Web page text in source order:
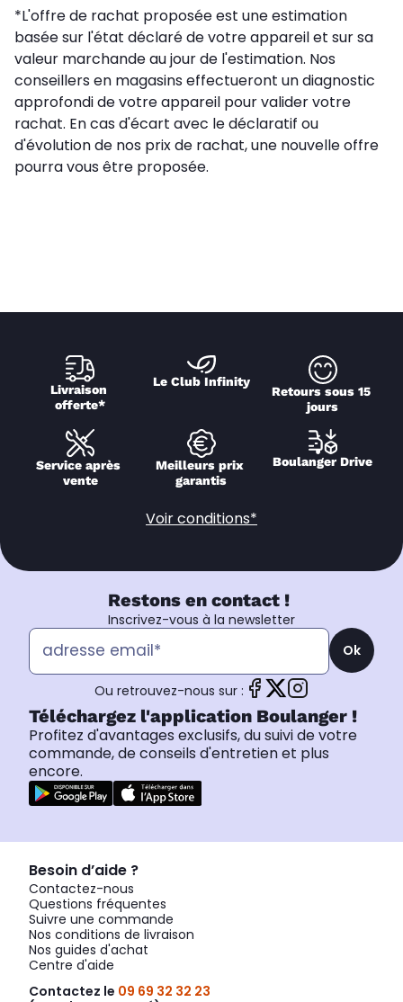
*L'offre de rachat proposée est une estimation
basée sur l'état déclaré de votre appareil et sur sa
valeur marchande au jour de l'estimation. Nos
conseillers en magasins effectueront un diagnostic
approfondi de votre appareil pour valider votre
rachat. En cas d'écart avec le déclaratif ou
d'évolution de nos prix de rachat, une nouvelle offre
pourra vous être proposée.
Livraison
offerte*
Le Club Infinity
Retours sous 15
jours
Service après
vente
Meilleurs prix
garantis
Boulanger Drive
Voir conditions*
Restons en contact !
Inscrivez-vous à la newsletter
Ok
Ou retrouvez-nous sur :
Téléchargez l'application Boulanger !
Profitez d'avantages exclusifs, du suivi de votre
commande, de conseils d'entretien et plus
encore.
Besoin d’aide ?
Contactez-nous
Questions fréquentes
Suivre une commande
Nos conditions de livraison
Nos guides d'achat
Centre d'aide
Contactez le 09 69 32 32 23